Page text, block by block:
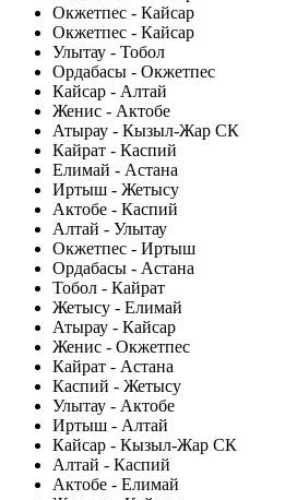
Окжетпес - Кайсар
Окжетпес - Кайсар
Улытау - Тобол
Ордабасы - Окжетпес
Кайсар - Алтай
Женис - Актобе
Атырау - Кызыл-Жар СК
Кайрат - Каспий
Елимай - Астана
Иртыш - Жетысу
Актобе - Каспий
Алтай - Улытау
Окжетпес - Иртыш
Ордабасы - Астана
Тобол - Кайрат
Жетысу - Елимай
Атырау - Кайсар
Женис - Окжетпес
Кайрат - Астана
Каспий - Жетысу
Улытау - Актобе
Иртыш - Алтай
Кайсар - Кызыл-Жар СК
Алтай - Каспий
Актобе - Елимай